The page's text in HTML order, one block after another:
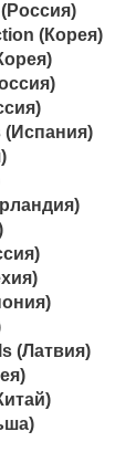
(Корея)
(Испания)
(Латвия)